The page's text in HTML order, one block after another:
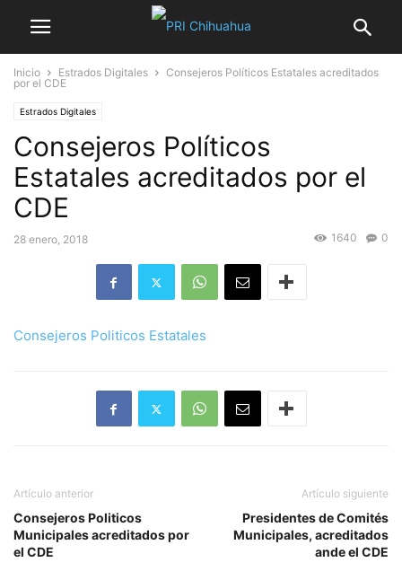
Inicio Estrados Digitales
Consejeros Políticos Estatales acreditados
por el CDE
Estrados Digitales
Consejeros Políticos
Estatales acreditados por el
CDE
28 enero, 2018 0
1640
Consejeros Politicos Estatales
Artículo anterior
Consejeros Politicos
Municipales acreditados por
el CDE
Artículo siguiente
Presidentes de Comités
Municipales, acreditados
ande el CDE